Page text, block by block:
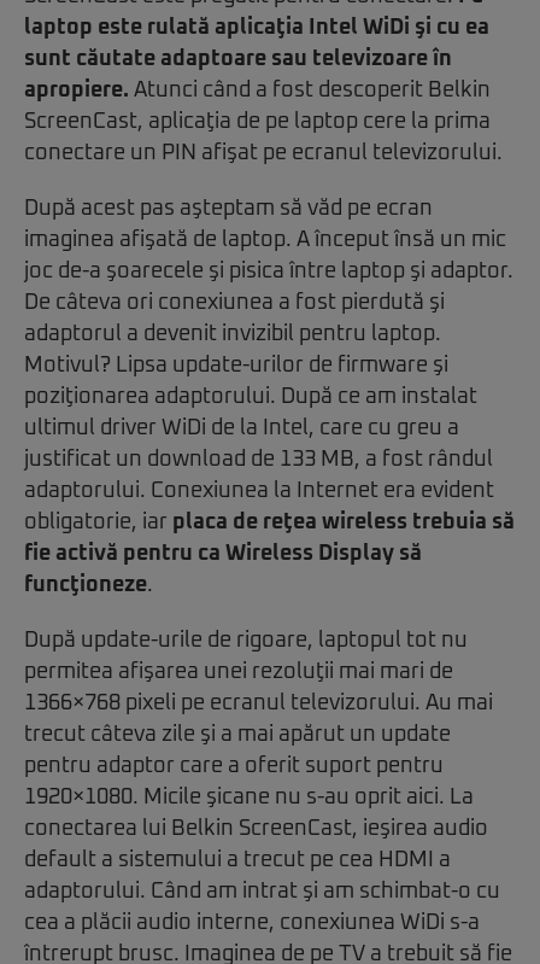
laptop este rulată aplicaţia Intel WiDi şi cu ea
sunt căutate adaptoare sau televizoare în
apropiere. Atunci când a fost descoperit Belkin
ScreenCast, aplicaţia de pe laptop cere la prima
conectare un PIN afişat pe ecranul televizorului.
După acest pas aşteptam să văd pe ecran
imaginea afişată de laptop. A început însă un mic
joc de-a şoarecele şi pisica între laptop şi adaptor.
De câteva ori conexiunea a fost pierdută şi
adaptorul a devenit invizibil pentru laptop.
Motivul? Lipsa update-urilor de firmware şi
poziţionarea adaptorului. După ce am instalat
ultimul driver WiDi de la Intel, care cu greu a
justificat un download de 133 MB, a fost rândul
adaptorului. Conexiunea la Internet era evident
obligatorie, iar placa de reţea wireless trebuia să
fie activă pentru ca Wireless Display să
funcţioneze.
După update-urile de rigoare, laptopul tot nu
permitea afişarea unei rezoluţii mai mari de
1366×768 pixeli pe ecranul televizorului. Au mai
trecut câteva zile şi a mai apărut un update
pentru adaptor care a oferit suport pentru
1920×1080. Micile şicane nu s-au oprit aici. La
conectarea lui Belkin ScreenCast, ieşirea audio
default a sistemului a trecut pe cea HDMI a
adaptorului. Când am intrat şi am schimbat-o cu
cea a plăcii audio interne, conexiunea WiDi s-a
întrerupt brusc. Imaginea de pe TV a trebuit să fie